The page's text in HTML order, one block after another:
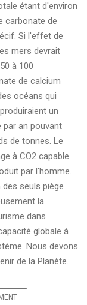
étant d'environ
carbonate de
Si l'effet de
mers devrait
à 100
de calcium
océans qui
un
par an pouvant
de tonnes. Le
à CO2 capable
par l'homme.
seuls piège
la
dans
globale à
Nous devons
de la Planète.